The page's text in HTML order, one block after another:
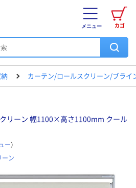
カゴ
メニュー
カーテン/ロールスクリーン/ブライ
リーン 幅1100×高さ1100mm クール
ー）
ーン